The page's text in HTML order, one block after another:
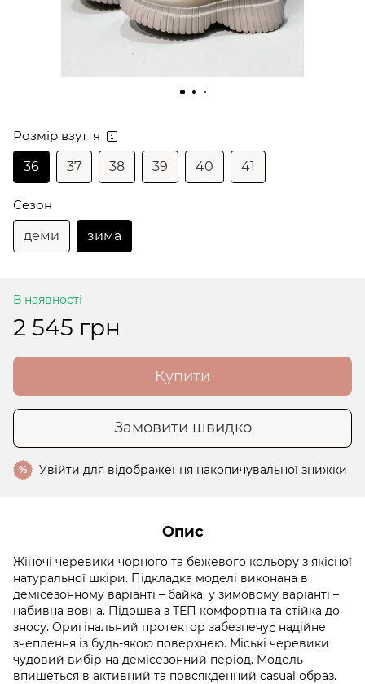
Розмір взуття
36
37 38 39 40 41
Сезон
деми
зима
В наявності
2 545 грн
Купити
Замовити швидко
% Увійти для відображення накопичувальної знижки
Опис
Жіночі черевики чорного та бежевого кольору з якісної
натуральної шкіри. Підкладка моделі виконана в
демісезонному варіанті – байка, у зимовому варіанті –
набивна вовна. Підошва з ТЕП комфортна та стійка до
зносу. Оригінальний протектор забезпечує надійне
зчеплення із будь-якою поверхнею. Міські черевики
чудовий вибір на демісезонний період. Модель
впишеться в активний та повсякденний casual образ.